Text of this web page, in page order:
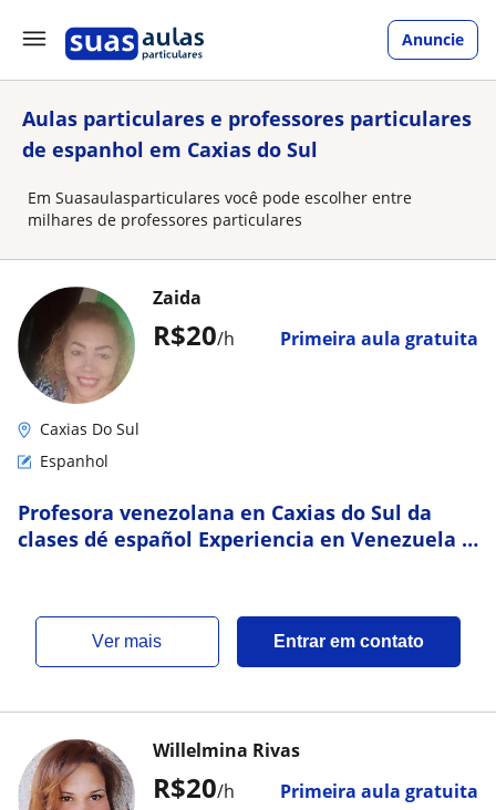
Anuncie
Aulas particulares e professores particulares
de espanhol em Caxias do Sul
Em Suasaulasparticulares você pode escolher entre
milhares de professores particulares
R$20/h Primeira aula gratuita
Zaida
Caxias Do Sul
Espanhol
Profesora venezolana en Caxias do Sul da
clases dé español Experiencia en Venezuela ...
ver mais Entrar em contato
R$20/h Primeira aula gratuita
Willelmina Rivas